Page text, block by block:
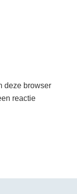
deze browser
reactie